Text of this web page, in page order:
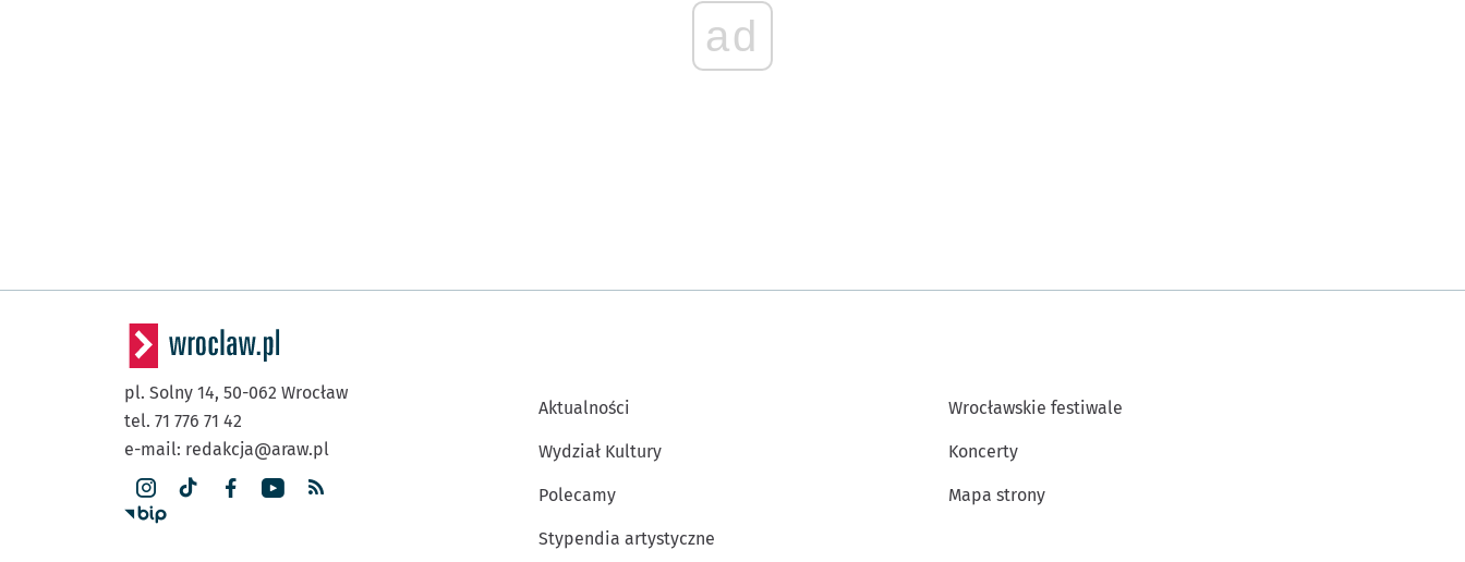
ad
pl. Solny 14, 50-062 Wrocław
tel. 71 776 71 42
e-mail: redakcja@araw.pl
Aktualności
Wydział Kultury
Polecamy
Stypendia artystyczne
Wrocławskie festiwale
Koncerty
Mapa strony